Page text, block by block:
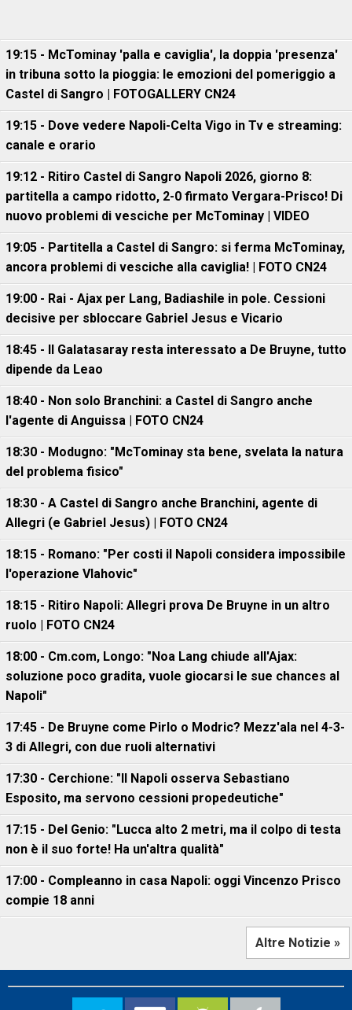
19:15 - McTominay 'palla e caviglia', la doppia 'presenza'
in tribuna sotto la pioggia: le emozioni del pomeriggio a
Castel di Sangro | FOTOGALLERY CN24
19:15 - Dove vedere Napoli-Celta Vigo in Tv e streaming:
canale e orario
19:12 - Ritiro Castel di Sangro Napoli 2026, giorno 8:
partitella a campo ridotto, 2-0 firmato Vergara-Prisco! Di
nuovo problemi di vesciche per McTominay | VIDEO
19:05 - Partitella a Castel di Sangro: si ferma McTominay,
ancora problemi di vesciche alla caviglia! | FOTO CN24
19:00 - Rai - Ajax per Lang, Badiashile in pole. Cessioni
decisive per sbloccare Gabriel Jesus e Vicario
18:45 - Il Galatasaray resta interessato a De Bruyne, tutto
dipende da Leao
18:40 - Non solo Branchini: a Castel di Sangro anche
l'agente di Anguissa | FOTO CN24
18:30 - Modugno: "McTominay sta bene, svelata la natura
del problema fisico"
18:30 - A Castel di Sangro anche Branchini, agente di
Allegri (e Gabriel Jesus) | FOTO CN24
18:15 - Romano: "Per costi il Napoli considera impossibile
l'operazione Vlahovic"
18:15 - Ritiro Napoli: Allegri prova De Bruyne in un altro
ruolo | FOTO CN24
18:00 - Cm.com, Longo: "Noa Lang chiude all'Ajax:
soluzione poco gradita, vuole giocarsi le sue chances al
Napoli"
17:45 - De Bruyne come Pirlo o Modric? Mezz'ala nel 4-3-
3 di Allegri, con due ruoli alternativi
17:30 - Cerchione: "Il Napoli osserva Sebastiano
Esposito, ma servono cessioni propedeutiche"
17:15 - Del Genio: "Lucca alto 2 metri, ma il colpo di testa
non è il suo forte! Ha un'altra qualità"
17:00 - Compleanno in casa Napoli: oggi Vincenzo Prisco
compie 18 anni
Altre Notizie »